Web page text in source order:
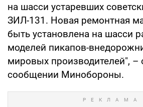
на шасси устаревших
ЗИЛ-131. Новая ремонтная
быть установлена на шасси
моделей пикапов-
мировых производителей", –
сообщении Минобороны.